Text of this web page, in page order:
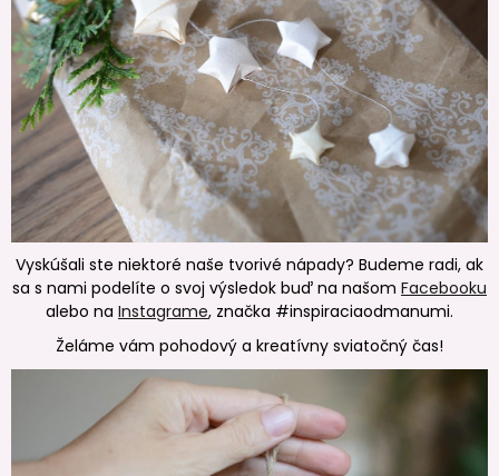
Vyskúšali ste niektoré naše tvorivé nápady? Budeme radi, ak
sa s nami podelíte o svoj výsledok buď na našom Facebooku
alebo na Instagrame, značka #inspiraciaodmanumi.
Želáme vám pohodový a kreatívny sviatočný čas!